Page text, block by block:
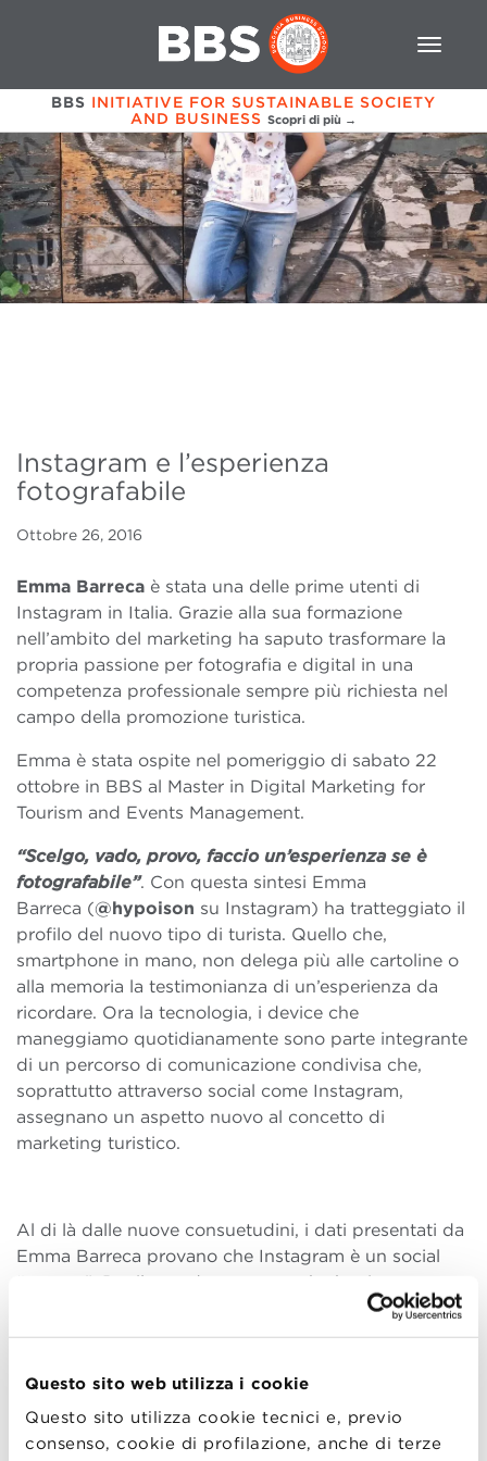
Questo sito web utilizza i cookie
Questo sito utilizza cookie tecnici e, previo
consenso, cookie di profilazione, anche di terze
BBS INITIATIVE FOR SUSTAINABLE SOCIETY
AND BUSINESS Scopri di più →
Instagram e l’esperienza
fotografabile
Ottobre 26, 2016
Emma Barreca è stata una delle prime utenti di
Instagram in Italia. Grazie alla sua formazione
nell’ambito del marketing ha saputo trasformare la
propria passione per fotografia e digital in una
competenza professionale sempre più richiesta nel
campo della promozione turistica.
Emma è stata ospite nel pomeriggio di sabato 22
ottobre in BBS al Master in Digital Marketing for
Tourism and Events Management.
“Scelgo, vado, provo, faccio un’esperienza se è
fotografabile”. Con questa sintesi Emma
Barreca (@hypoison su Instagram) ha tratteggiato il
profilo del nuovo tipo di turista. Quello che,
smartphone in mano, non delega più alle cartoline o
alla memoria la testimonianza di un’esperienza da
ricordare. Ora la tecnologia, i device che
maneggiamo quotidianamente sono parte integrante
di un percorso di comunicazione condivisa che,
soprattutto attraverso social come Instagram,
assegnano un aspetto nuovo al concetto di
marketing turistico.
Al di là dalle nuove consuetudini, i dati presentati da
Emma Barreca provano che Instagram è un social
“maturo”. Per il grande successo che ha riscontrato,
prova ne sono la fusione con Facebook e l’uso
quotidiano che ne viene fatto a livello globale, per
legate a turismo e food. Maturo anche in senso
anagrafico: ha passato brillantemente la prova del
tempo e raccoglie un’utenza trasversale, dove il